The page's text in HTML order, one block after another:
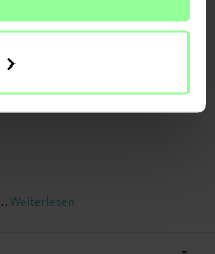
Weiterlesen